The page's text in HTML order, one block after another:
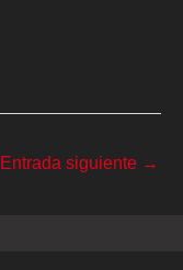
Entrada siguiente →